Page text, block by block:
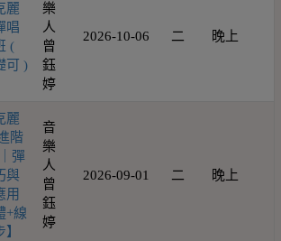
麗
唱
(
可 )
樂
人
曾
鈺
婷
2026-10-06 二 晚上
麗
階
彈
與
用
+線
】
音
樂
人
曾
鈺
婷
2026-09-01 二 晚上